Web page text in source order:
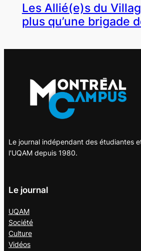
Les Allié(e)s du
plus qu’une brigade
Le journal indépendant des étudiantes
l'UQAM depuis 1980.
Le journal
UQAM
Société
Culture
Vidéos